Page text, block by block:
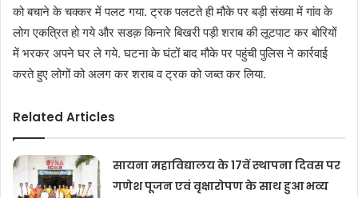
को बचाने के चक्कर में पलट गया. ट्रक पलटते ही मौके पर बड़ी संख्या में गांव के
लोग एकत्रित हो गये और सडक़ किनारे बिखरी पड़ी शराब की लूटपाट कर बोरियों
में भरकर अपने घर ले गये. घटना के घंटों बाद मौके पर पहुंची पुलिस ने कार्रवाई
करते हुए लोगों को अलग कर शराब व ट्रक को जब्त कर लिया.
Related Articles
सायना महाविद्यालय के 17वें स्थापना दिवस पर
गणेश पूजन एवं वृक्षारोपण के साथ हुआ भव्य